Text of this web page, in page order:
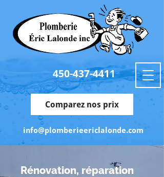
450-437-4411
Comparez nos prix
info@plomberieericlalonde.com
Rénovation, réparation